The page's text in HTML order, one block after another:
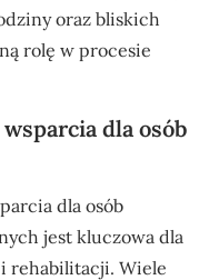
oraz bliskich
rolę w procesie
dla osób
dla osób
jest kluczowa dla
rehabilitacji. Wiele